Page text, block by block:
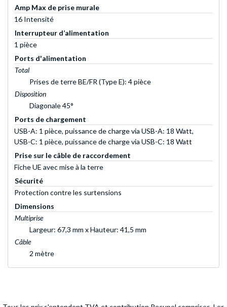
Amp Max de prise murale
16 Intensité
Interrupteur d’alimentation
1 pièce
Ports d'alimentation
Total
Prises de terre BE/FR (Type E): 4 pièce
Disposition
Diagonale 45°
Ports de chargement
USB-A: 1 pièce, puissance de charge via USB-A: 18 Watt,
USB-C: 1 pièce, puissance de charge via USB-C: 18 Watt
Prise sur le câble de raccordement
Fiche UE avec mise à la terre
Sécurité
Protection contre les surtensions
Dimensions
Multiprise
Largeur: 67,3 mm x Hauteur: 41,5 mm
Câble
2 mètre